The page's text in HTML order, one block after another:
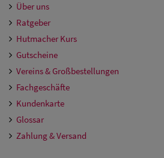
Über uns
Ratgeber
Hutmacher Kurs
Gutscheine
Vereins & Großbestellungen
Fachgeschäfte
Kundenkarte
Glossar
Zahlung & Versand